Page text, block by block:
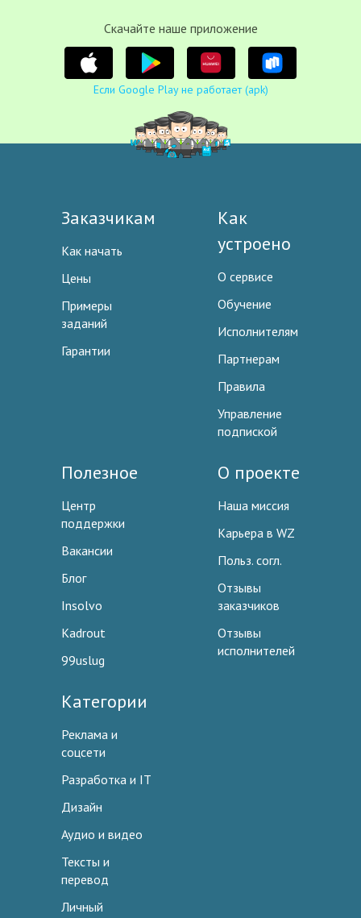
Cкачайте наше приложение
Если Google Play не работает (apk)
Заказчикам
Как начать
Цены
Примеры
заданий
Гарантии
Как
устроено
О сервисе
Обучение
Исполнителям
Партнерам
Правила
Управление
подпиской
Полезное
Центр
поддержки
Вакансии
Блог
Insolvo
Kadrout
99uslug
О проекте
Наша миссия
Карьера в WZ
Польз. согл.
Отзывы
заказчиков
Отзывы
исполнителей
Категории
Реклама и
соцсети
Разработка и IT
Дизайн
Аудио и видео
Тексты и
перевод
Личный